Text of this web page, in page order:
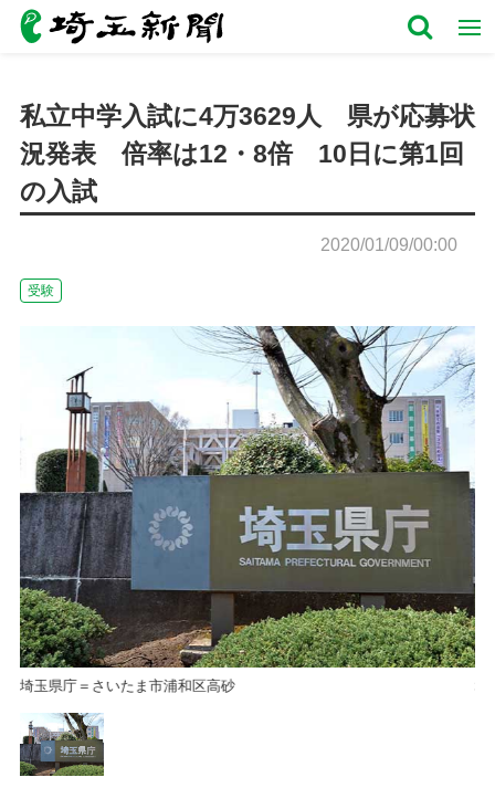
私立中学入試に4万3629人 県が応募状
況発表 倍率は12・8倍 10日に第1回
の入試
2020/01/09/00:00
受験
埼玉県庁＝さいたま市浦和区高砂